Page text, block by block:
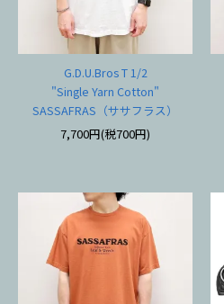
G.D.U.Bros T 1/2
"Single Yarn Cotton"
SASSAFRAS（ササフラス）
7,700円(税700円)